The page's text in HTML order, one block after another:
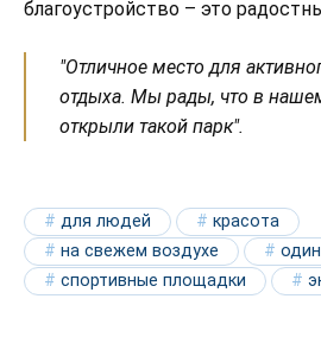
благоустройство – это
"Отличное место для
отдыха. Мы рады, что в
открыли такой парк".
для людей
красота
на свежем воздухе
спортивные площадки